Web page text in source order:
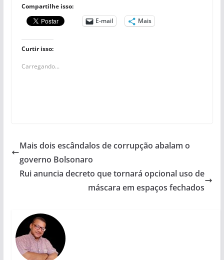
Compartilhe isso:
E-mail
Mais
Curtir isso:
Carregando...
Mais dois escândalos de corrupção abalam o
governo Bolsonaro
Rui anuncia decreto que tornará opcional uso de
máscara em espaços fechados